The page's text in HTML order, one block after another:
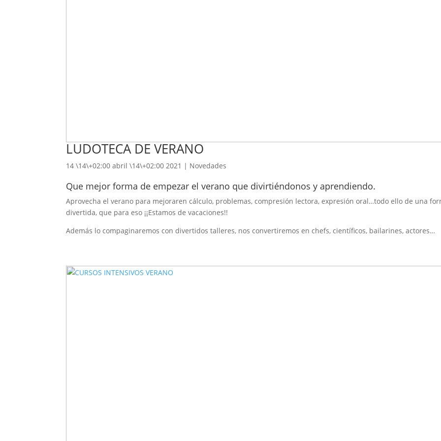
LUDOTECA DE VERANO
14 \14\+02:00 abril \14\+02:00 2021 | Novedades
Que mejor forma de empezar el verano que divirtiéndonos y aprendiendo.
Aprovecha el verano para mejoraren cálculo, problemas, compresión lectora, expresión oral…todo ello de una
divertida, que para eso ¡¡Estamos de vacaciones!!
Además lo compaginaremos con divertidos talleres, nos convertiremos en chefs, científicos, bailarines, actores…